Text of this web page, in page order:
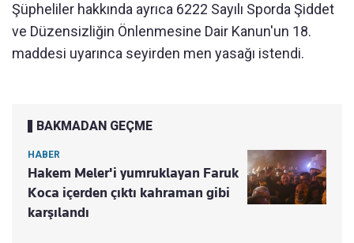
Şüpheliler hakkında ayrıca 6222 Sayılı Sporda Şiddet
ve Düzensizliğin Önlenmesine Dair Kanun'un 18.
maddesi uyarınca seyirden men yasağı istendi.
BAKMADAN GEÇME
HABER
Hakem Meler'i yumruklayan Faruk
Koca içerden çıktı kahraman gibi
karşılandı